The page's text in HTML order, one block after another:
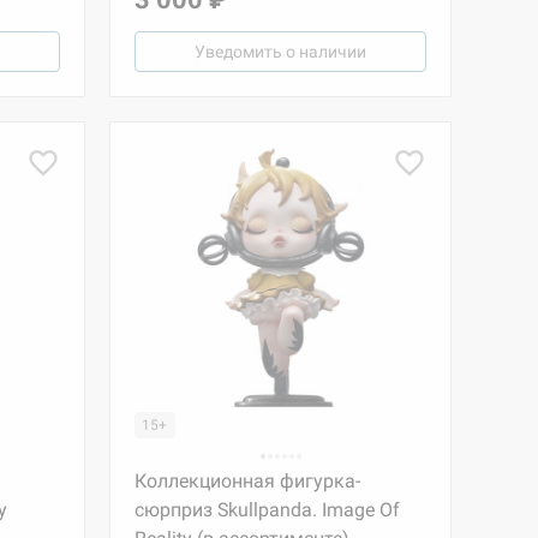
Уведомить о наличии
15+
Коллекционная фигурка-
сюрприз Skullpanda. Image Of